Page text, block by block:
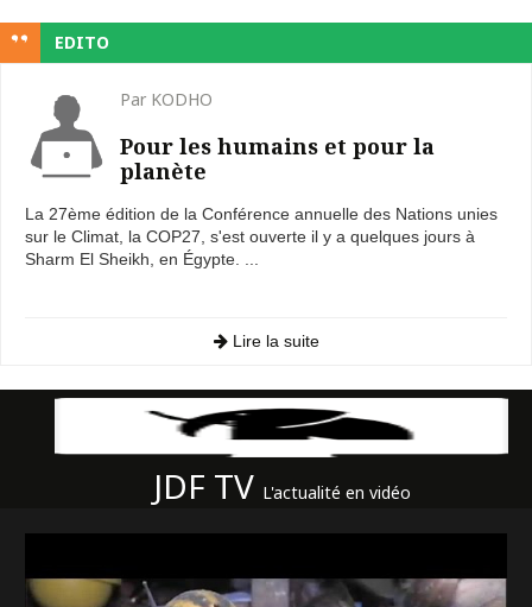
EDITO
Par KODHO
Pour les humains et pour la
planète
La 27ème édition de la Conférence annuelle des Nations unies
sur le Climat, la COP27, s'est ouverte il y a quelques jours à
Sharm El Sheikh, en Égypte. ...
Lire la suite
JDF TV L'actualité en vidéo